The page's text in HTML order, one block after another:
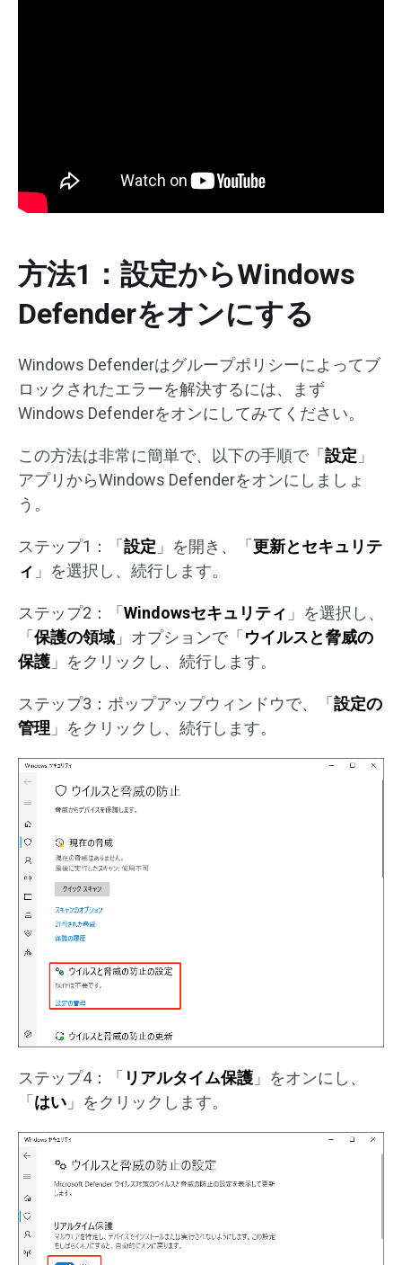
方法1：設定からWindows
Defenderをオンにする
Windows Defenderはグループポリシーによってブ
ロックされたエラーを解決するには、まず
Windows Defenderをオンにしてみてください。
この方法は非常に簡単で、以下の手順で「 設定 」
アプリからWindows Defenderをオンにしましょ
う。
ステップ1：「 設定 」を開き、「 更新とセキュリテ
ィ 」を選択し、続行します。
ステップ2：「 Windowsセキュリティ 」を選択し、
「 保護の領域 」オプションで「 ウイルスと脅威の
保護 」をクリックし、続行します。
ステップ3：ポップアップウィンドウで、「 設定の
管理 」をクリックし、続行します。
ステップ4：「 リアルタイム保護 」をオンにし、
「 はい 」をクリックします。